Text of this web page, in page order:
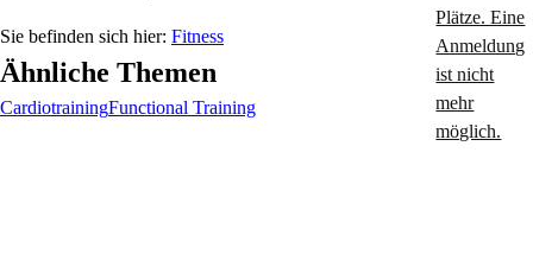
Fitness
Ähnliche Themen
CardiotrainingFunctional Training